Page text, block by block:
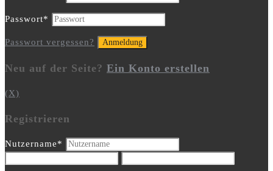
Passwort*
Passwort vergessen?
Neu auf der Seite? Ein Konto erstellen
(X)
Registrieren
Nutzername*